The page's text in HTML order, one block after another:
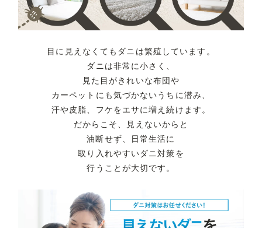
目に見えなくてもダニは繁殖しています。
ダニは非常に小さく、
見た目がきれいな布団や
カーペットにも気づかないうちに潜み、
汗や皮脂、フケをエサに増え続けます。
だからこそ、見えないからと
油断せず、
日常生活に
取り入れやすいダニ対策を
行うことが大切です。